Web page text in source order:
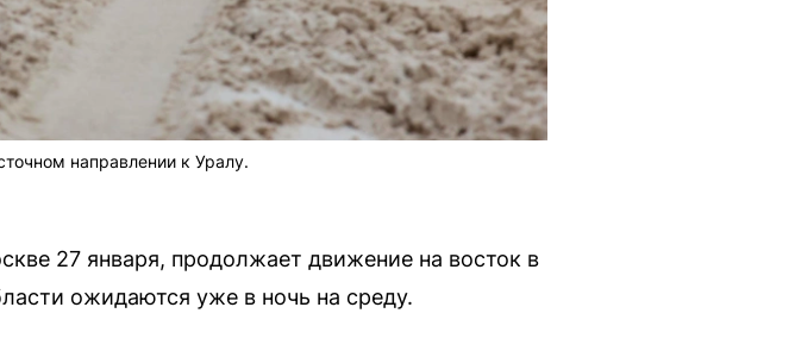
направлении к Уралу.
27 января, продолжает движение на восток в
ожидаются уже в ночь на среду.